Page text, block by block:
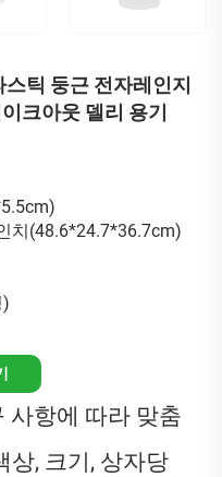
틱 둥근 전자레인지
크아웃 델리 용기
치(48.6*24.7*36.7cm)
사항에 따라 맞춤
상, 크기, 상자당